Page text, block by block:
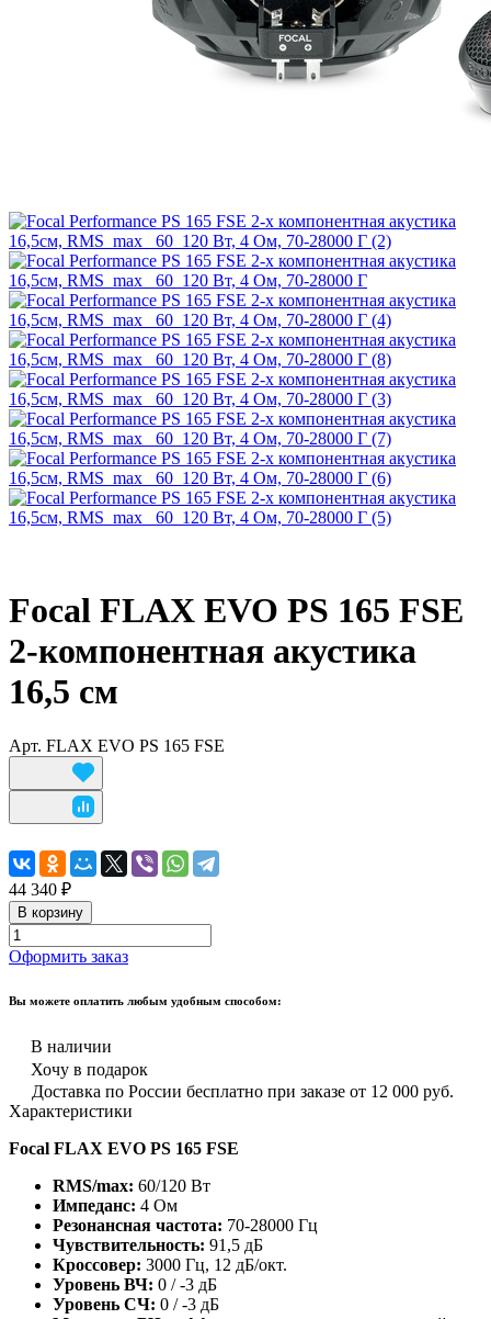
Focal FLAX EVO PS 165 FSE
2-компонентная акустика
16,5 см
Арт. FLAX EVO PS 165 FSE
44 340 ₽
В корзину
Оформить заказ
Вы можете оплатить любым удобным способом:
В наличии
Хочу в подарок
Доставка по России бесплатно при заказе от 12 000 руб.
Характеристики
Focal FLAX EVO PS 165 FSE
RMS/max: 60/120 Вт
Импеданс: 4 Ом
Резонансная частота: 70-28000 Гц
Чувствительность: 91,5 дБ
Кроссовер: 3000 Гц, 12 дБ/окт.
Уровень ВЧ: 0 / -3 дБ
Уровень СЧ: 0 / -3 дБ